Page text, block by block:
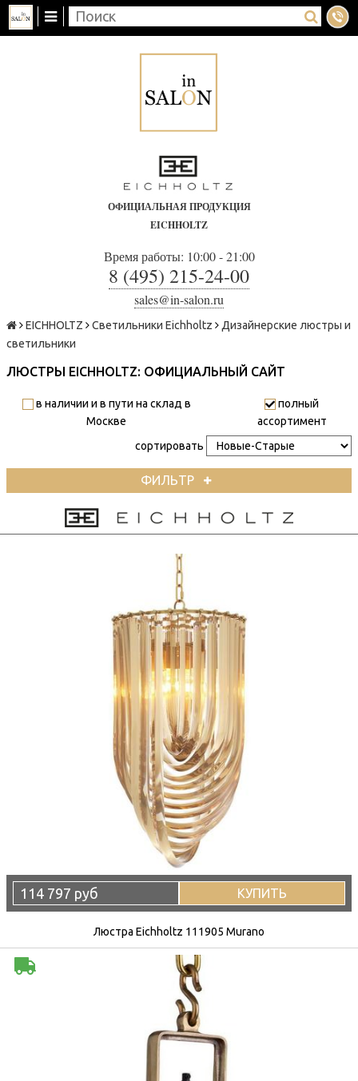
ОФИЦИАЛЬНАЯ ПРОДУКЦИЯ
EICHHOLTZ
Время работы: 10:00 - 21:00
8 (495) 215-24-00
sales@in-salon.ru
EICHHOLTZ Светильники Eichholtz
Дизайнерские люстры и
светильники
ЛЮСТРЫ EICHHOLTZ: ОФИЦИАЛЬНЫЙ САЙТ
в наличии и в пути на склад в
Москве
полный
ассортимент
сортировать
ФИЛЬТР
114 797 руб КУПИТЬ
Люстра Eichholtz 111905 Murano